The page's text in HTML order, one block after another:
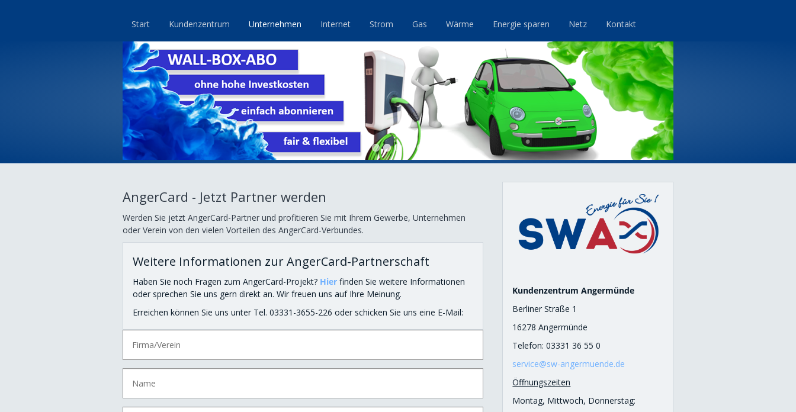
Start Kundenzentrum Unternehmen Internet Strom Gas Wärme Energie sparen Netz Kontakt
AngerCard - Jetzt Partner werden
Werden Sie jetzt AngerCard-Partner und profitieren Sie mit Ihrem Gewerbe, Unternehmen
oder Verein von den vielen Vorteilen des AngerCard-Verbundes.
Weitere Informationen zur AngerCard-Partnerschaft
Haben Sie noch Fragen zum AngerCard-Projekt? Hier finden Sie weitere Informationen
oder sprechen Sie uns gern direkt an. Wir freuen uns auf Ihre Meinung.
Erreichen können Sie uns unter Tel. 03331-3655-226 oder schicken Sie uns eine E-Mail:
Kundenzentrum Angermünde
Berliner Straße 1
16278 Angermünde
Telefon: 03331 36 55 0
service@sw-angermuende.de
Öffnungszeiten
Montag, Mittwoch, Donnerstag: